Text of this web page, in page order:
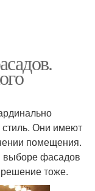
стиль. Они имеют
помещения.
выборе фасадов
тоже.